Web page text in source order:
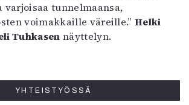
varjoisaa tunnelmaansa,
voimakkaille väreille.”Helki
Tuhkasen näyttelyn.
YHTEISTYÖSSÄ